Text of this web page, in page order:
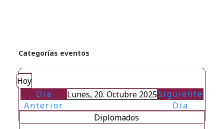
Categorías eventos
Hoy
Día
Anterior
Lunes, 20. Octubre 2025Siguiente
Día
Diplomados